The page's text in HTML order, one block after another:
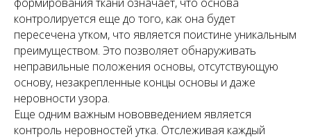
контролируется еще до того, как она будет
пересечена утком, что является поистине уникальным
преимуществом. Это позволяет обнаруживать
неправильные положения основы, отсутствующую
основу, незакрепленные концы основы и даже
неровности узора.
Еще одним важным нововведением является
контроль неровностей утка. Отслеживая каждый